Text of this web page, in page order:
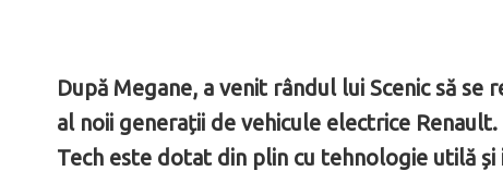
După Megane, a venit rândul lui Scenic să se
al noii generații de vehicule electrice
Tech este dotat din plin cu tehnologie utilă